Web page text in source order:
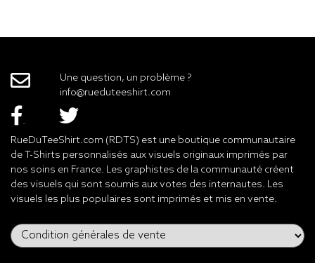
Une question, un problème ?
info@rueduteeshirt.com
RueDuTeeShirt.com (RDTS) est une boutique communautaire
de T-Shirts personnalisés aux visuels originaux imprimés par
nos soins en France. Les graphistes de la communauté créent
des visuels qui sont soumis aux votes des internautes. Les
visuels les plus populaires sont imprimés et mis en vente.